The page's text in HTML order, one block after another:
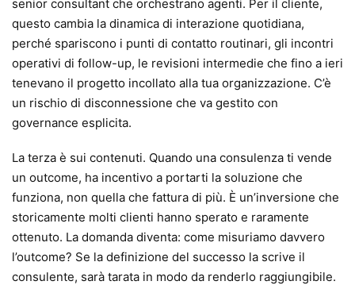
senior consultant che orchestrano agenti. Per il cliente,
questo cambia la dinamica di interazione quotidiana,
perché spariscono i punti di contatto routinari, gli incontri
operativi di follow-up, le revisioni intermedie che fino a ieri
tenevano il progetto incollato alla tua organizzazione. C’è
un rischio di disconnessione che va gestito con
governance esplicita.
La terza è sui contenuti. Quando una consulenza ti vende
un outcome, ha incentivo a portarti la soluzione che
funziona, non quella che fattura di più. È un’inversione che
storicamente molti clienti hanno sperato e raramente
ottenuto. La domanda diventa: come misuriamo davvero
l’outcome? Se la definizione del successo la scrive il
consulente, sarà tarata in modo da renderlo raggiungibile.